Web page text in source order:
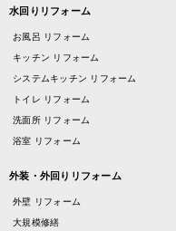
水回りリフォーム
お風呂 リフォーム
キッチン リフォーム
システムキッチン リフォーム
トイレ リフォーム
洗面所 リフォーム
浴室 リフォーム
外装・外回りリフォーム
外壁 リフォーム
大規模修繕